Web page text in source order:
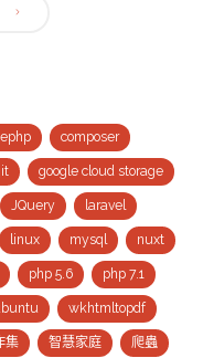
composer
google cloud storage
JQuery laravel
linux mysql nuxt
php 5.6 php 7.1
wkhtmltopdf
集 智慧家庭 爬蟲